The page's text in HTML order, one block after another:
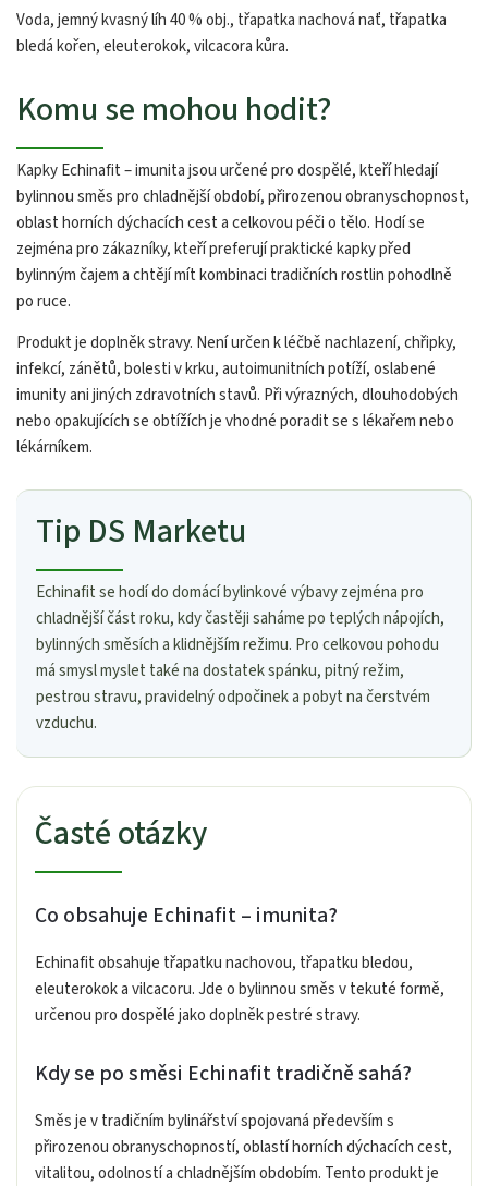
Voda, jemný kvasný líh 40 % obj., třapatka nachová nať, třapatka
bledá kořen, eleuterokok, vilcacora kůra.
Komu se mohou hodit?
Kapky Echinafit – imunita jsou určené pro dospělé, kteří hledají
bylinnou směs pro chladnější období, přirozenou obranyschopnost,
oblast horních dýchacích cest a celkovou péči o tělo. Hodí se
zejména pro zákazníky, kteří preferují praktické kapky před
bylinným čajem a chtějí mít kombinaci tradičních rostlin pohodlně
po ruce.
Produkt je doplněk stravy. Není určen k léčbě nachlazení, chřipky,
infekcí, zánětů, bolesti v krku, autoimunitních potíží, oslabené
imunity ani jiných zdravotních stavů. Při výrazných, dlouhodobých
nebo opakujících se obtížích je vhodné poradit se s lékařem nebo
lékárníkem.
Tip DS Marketu
Echinafit se hodí do domácí bylinkové výbavy zejména pro
chladnější část roku, kdy častěji saháme po teplých nápojích,
bylinných směsích a klidnějším režimu. Pro celkovou pohodu
má smysl myslet také na dostatek spánku, pitný režim,
pestrou stravu, pravidelný odpočinek a pobyt na čerstvém
vzduchu.
Časté otázky
Co obsahuje Echinafit – imunita?
Echinafit obsahuje třapatku nachovou, třapatku bledou,
eleuterokok a vilcacoru. Jde o bylinnou směs v tekuté formě,
určenou pro dospělé jako doplněk pestré stravy.
Kdy se po směsi Echinafit tradičně sahá?
Směs je v tradičním bylinářství spojovaná především s
přirozenou obranyschopností, oblastí horních dýchacích cest,
vitalitou, odolností a chladnějším obdobím. Tento produkt je